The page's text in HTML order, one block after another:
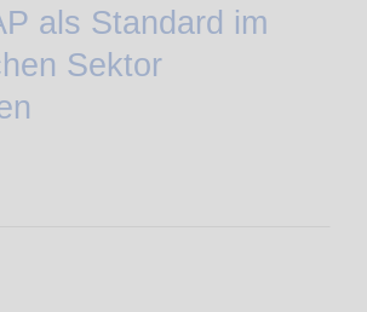
als Standard im
Sektor